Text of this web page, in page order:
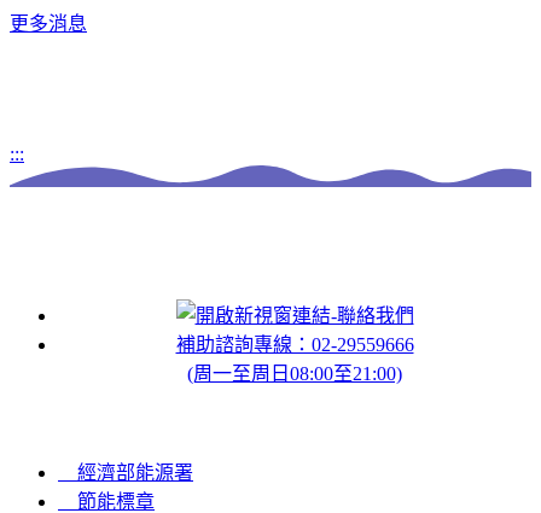
更多消息
:::
補助諮詢專線：02-29559666
(周一至周日08:00至21:00)
經濟部能源署
節能標章